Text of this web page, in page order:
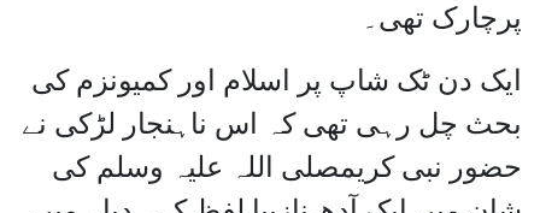
پرچارک تھی۔
ایک دن ٹک شاپ پر اسلام اور کمیونزم کی
بحث چل رہی تھی کہ اس ناہنجار لڑکی نے
حضور نبی کریمصلی اللہ علیہ وسلم کی